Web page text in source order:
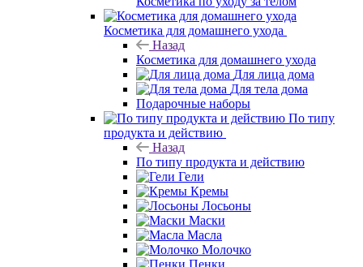
Косметика для домашнего ухода
Назад
Косметика для домашнего ухода
Для лица дома
Для тела дома
Подарочные наборы
По типу
продукта и действию
Назад
По типу продукта и действию
Гели
Кремы
Лосьоны
Маски
Масла
Молочко
Пенки